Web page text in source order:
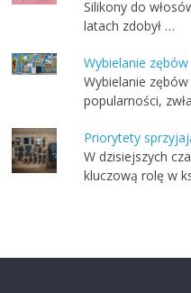
Silikony do
latach zdobył …
Wybielanie zębów
Wybielanie
popularności,
Priorytety
W dzisiejszych
kluczową rolę w